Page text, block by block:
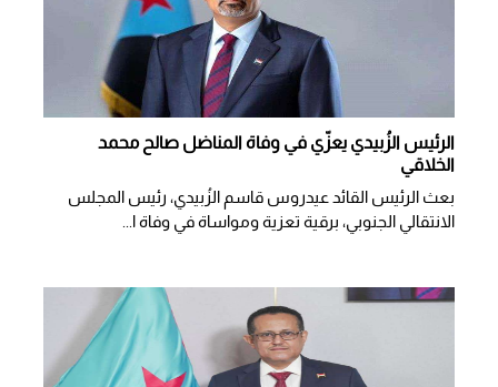
الرئيس الزُبيدي يعزّي في وفاة المناضل صالح محمد
الخلاقي
بعث الرئيس القائد عيدروس قاسم الزُبيدي، رئيس المجلس
الانتقالي الجنوبي، برقية تعزية ومواساة في وفاة ا...